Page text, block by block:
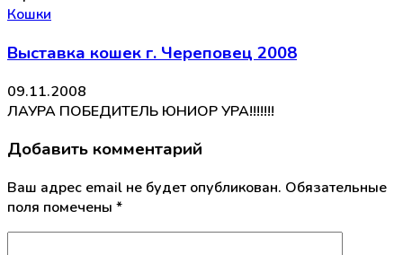
Кошки
Выставка кошек г. Череповец 2008
09.11.2008
ЛАУРА ПОБЕДИТЕЛЬ ЮНИОР УРА!!!!!!!
Добавить комментарий
Ваш адрес email не будет опубликован. Обязательные
поля помечены *